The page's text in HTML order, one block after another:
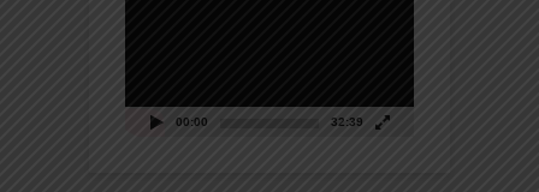
00:00 32:39